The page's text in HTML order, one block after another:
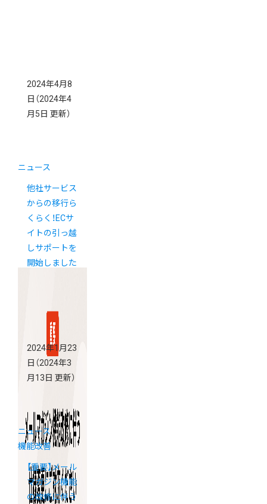
2024年4月8
日 （2024年4
月5日 更新）
ニュース
他社サービス
からの移行ら
くらく！ECサ
イトの引っ越
しサポートを
開始しました
2024年1月23
日 （2024年3
月13日 更新）
ニュース
機能改善
【重要】メール
マガジン機能
の改修に伴う